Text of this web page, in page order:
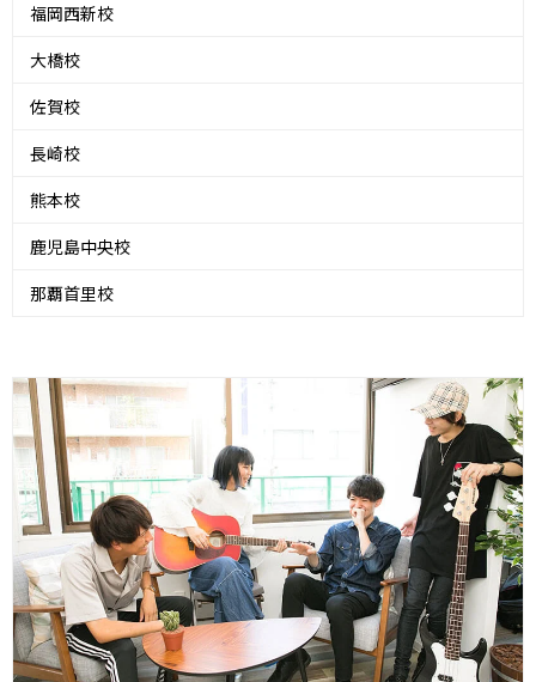
福岡西新校
大橋校
佐賀校
長崎校
熊本校
鹿児島中央校
那覇首里校